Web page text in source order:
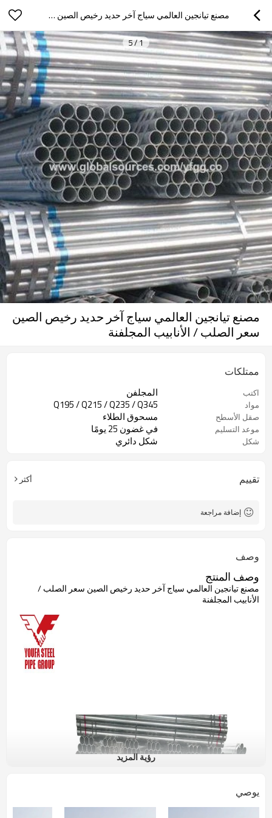
مصنع تيانجين العالمي سياج آخر حديد رخيص الصين سعر الصلب / الأنابيب المجلفنة
1
/
5
مصنع تيانجين العالمي سياج آخر حديد رخيص الصين
سعر الصلب / الأنابيب المجلفنة
ممتلكات
اكتب المجلفن
مواد Q195 / Q215 / Q235 / Q345
صقل الأسطح مسحوق الطلاء
موعد التسليم في غضون 25 يومًا
شكل شكل دائري
تقييم أكثر
إضافة مراجعة
وصف
وصف المنتج
مصنع تيانجين العالمي سياج آخر حديد رخيص الصين سعر الصلب /
الأنابيب المجلفنة
رؤية المزيد
يوصي